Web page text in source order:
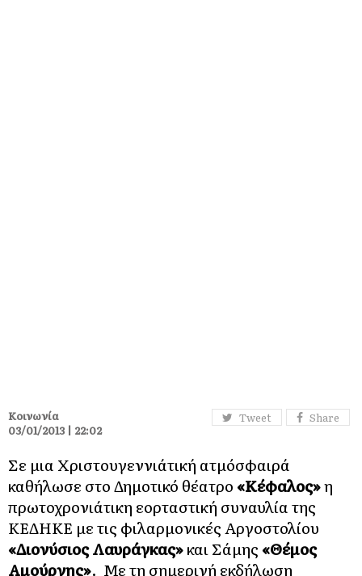
Tweet Share
Κοινωνία
03/01/2013 | 22:02
Σε μια Χριστουγεννιάτική ατμόσφαιρά
καθήλωσε στο Δημοτικό θέατρο «Κέφαλος»η
πρωτοχρονιάτικη εορταστική συναυλία της
ΚΕΔΗΚΕ με τις φιλαρμονικές Αργοστολίου
«Διονύσιος Λαυράγκας»και Σάμης «Θέμος
Αμούργης». Με τη σημερινή εκδήλωση